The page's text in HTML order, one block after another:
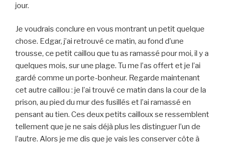
jour.
Je voudrais conclure en vous montrant un petit quelque
chose. Edgar, j’ai retrouvé ce matin, au fond d’une
trousse, ce petit caillou que tu as ramassé pour moi, il y a
quelques mois, sur une plage. Tu me l’as offert et je l’ai
gardé comme un porte-bonheur. Regarde maintenant
cet autre caillou : je l’ai trouvé ce matin dans la cour de la
prison, au pied du mur des fusillés et l’ai ramassé en
pensant au tien. Ces deux petits cailloux se ressemblent
tellement que je ne sais déjà plus les distinguer l’un de
l’autre. Alors je me dis que je vais les conserver côte à